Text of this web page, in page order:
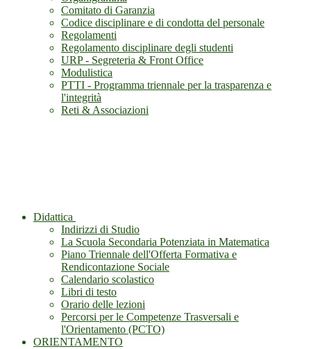
Comitato di Garanzia
Codice disciplinare e di condotta del personale
Regolamenti
Regolamento disciplinare degli studenti
URP - Segreteria & Front Office
Modulistica
PTTI - Programma triennale per la trasparenza e
l'integrità
Reti & Associazioni
Didattica
Indirizzi di Studio
La Scuola Secondaria Potenziata in Matematica
Piano Triennale dell'Offerta Formativa e
Rendicontazione Sociale
Calendario scolastico
Libri di testo
Orario delle lezioni
Percorsi per le Competenze Trasversali e
l'Orientamento (PCTO)
ORIENTAMENTO